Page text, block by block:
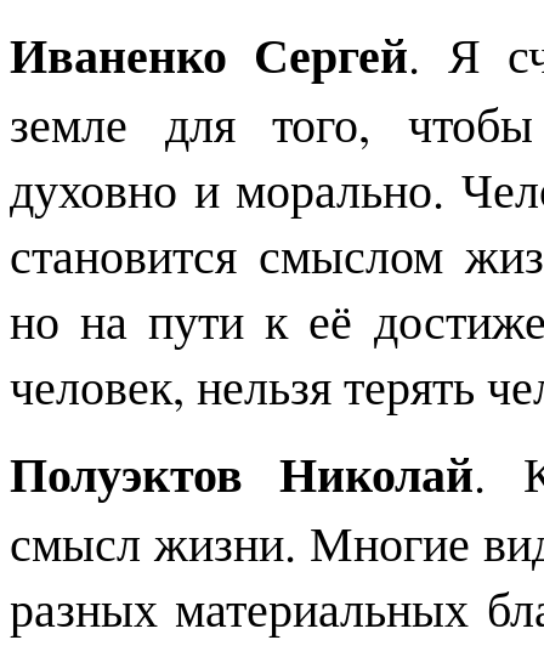
Иваненко Сергей. Я
земле для того, чтобы
духовно и морально.
становится смыслом
но на пути к её
человек, нельзя терять
Полуэктов Николай.
смысл жизни. Многие
разных материальных